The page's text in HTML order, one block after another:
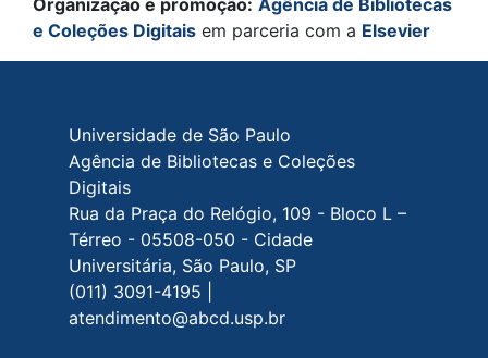
e Coleções Digitais em parceria com a Elsevier
Rodapé do site
Universidade de São Paulo
Agência de Bibliotecas e Coleções
Digitais
Rua da Praça do Relógio, 109 - Bloco L –
Térreo - 05508-050 - Cidade
Universitária, São Paulo, SP
(011) 3091-4195 |
atendimento@abcd.usp.br